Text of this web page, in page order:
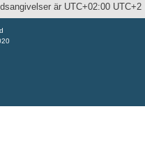
är UTC+02:00 UTC+2